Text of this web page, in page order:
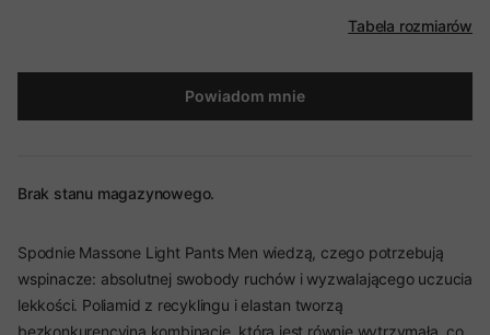
Tabela rozmiarów
Powiadom mnie
Brak stanu magazynowego.
Spodnie Massone Light Pants Men wiedzą, czego potrzebują
wspinacze: absolutnej swobody ruchów i wyzwalającego uczucia
lekkości. Poliamid z recyklingu i elastan tworzą
bezkonkurencyjną kombinację, która jest równie wytrzymała, co